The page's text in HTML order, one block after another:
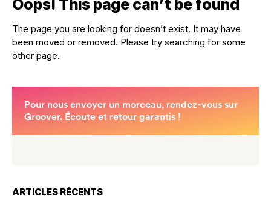
Oops! This page can’t be found
The page you are looking for doesn’t exist. It may have
been moved or removed. Please try searching for some
other page.
ARTICLES RÉCENTS